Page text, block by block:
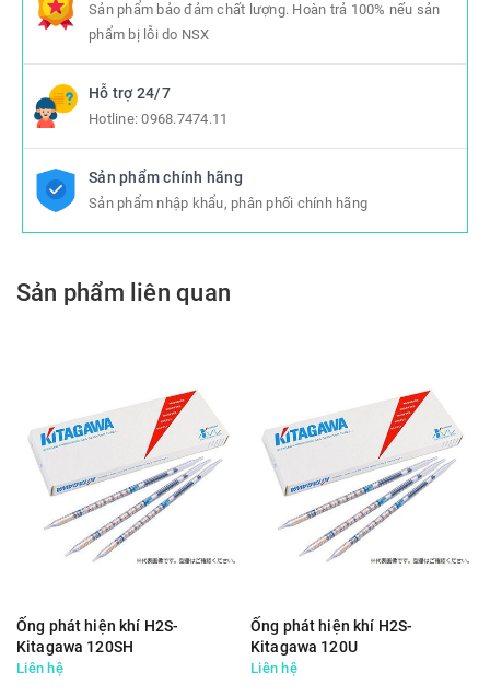
Sản phẩm bảo đảm chất lượng. Hoàn trả 100% nếu sản
phẩm bị lỗi do NSX
Hỗ trợ 24/7
Hotline:0968.7474.11
Sản phẩm chính hãng
Sản phẩm nhập khẩu, phân phối chính hãng
Sản phẩm liên quan
Ống phát hiện khí H2S-
Kitagawa 120SH
Liên hệ
Ống phát hiện khí H2S-
Kitagawa 120U
Liên hệ